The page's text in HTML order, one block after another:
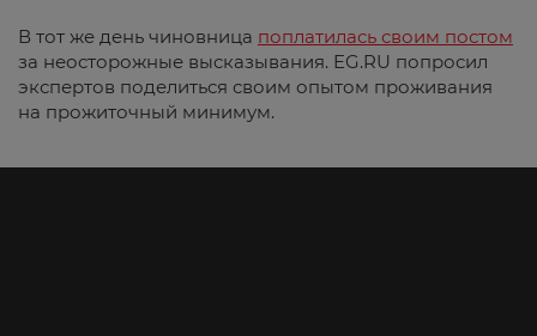
В тот же день чиновница поплатилась своим постом
за неосторожные высказывания. EG.RU попросил
экспертов поделиться своим опытом проживания
на прожиточный минимум.